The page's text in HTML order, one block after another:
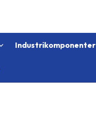
Industrikomponenter